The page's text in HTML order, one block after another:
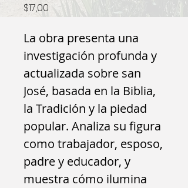
$17,00 Precio
La obra presenta una
investigación profunda y
actualizada sobre san
José, basada en la Biblia,
la Tradición y la piedad
popular. Analiza su figura
como trabajador, esposo,
padre y educador, y
muestra cómo ilumina